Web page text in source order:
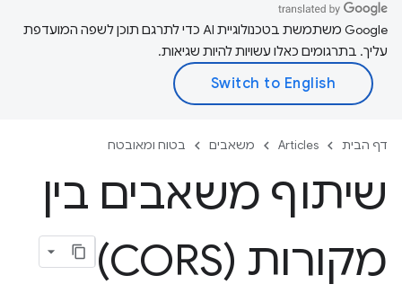
‫Google משתמשת בטכנולוגיית AI כדי לתרגם תוכן לשפה המועדפת
עליך. בתרגומים כאלו עשויות להיות שגיאות.
דף הבית Articles משאבים בטוח ומאובטח
שיתוף משאבים בין
מקורות (CORS)